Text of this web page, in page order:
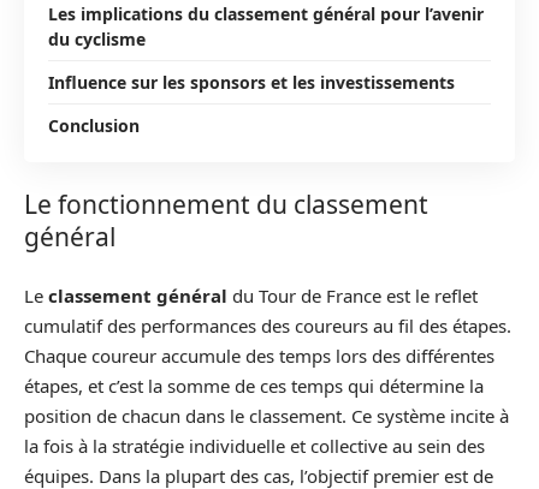
Les implications du classement général pour l’avenir
du cyclisme
Influence sur les sponsors et les investissements
Conclusion
Le fonctionnement du classement
général
Le classement général du Tour de France est le reflet
cumulatif des performances des coureurs au fil des étapes.
Chaque coureur accumule des temps lors des différentes
étapes, et c’est la somme de ces temps qui détermine la
position de chacun dans le classement. Ce système incite à
la fois à la stratégie individuelle et collective au sein des
équipes. Dans la plupart des cas, l’objectif premier est de